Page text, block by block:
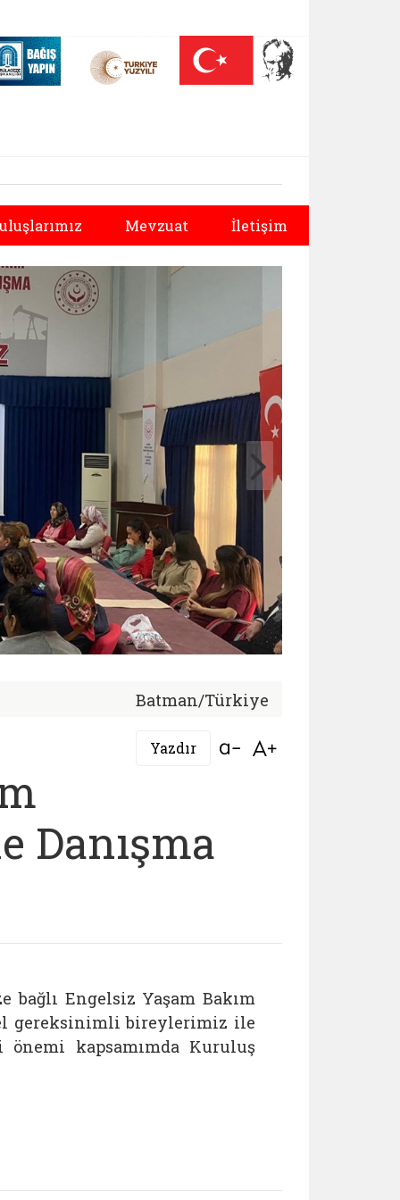
sekmede açılır)
On Yılı (yeni sekmede açılır)
Darülaceze bağış sayfası (yeni sekmede açılır)
Mevzuat İletişim
Sonraki
Batman/Türkiye
Yazdır Bağlantıyı aç
Danışma
Engelsiz Yaşam Bakım
gereksinimli bireylerimiz ile
kapsamımda Kuruluş